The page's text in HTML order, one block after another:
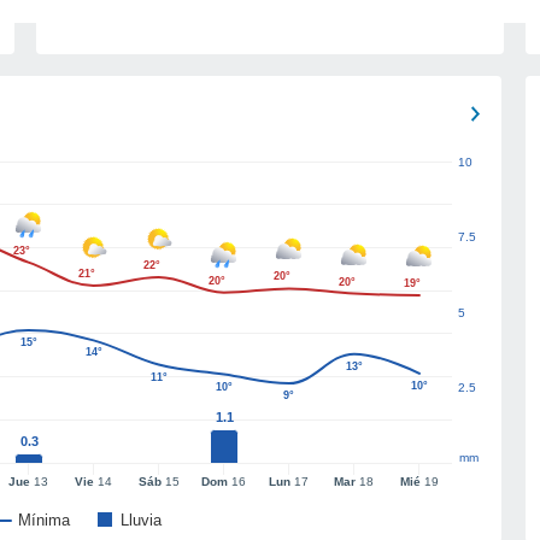
Mínima Lluvia
Jue 13 Vie 14 Sáb15 Dom 16 Lun 17 Mar 18 Mié19
2.5
5
7.5
10
mm
0.3
1.1
23°
21°
22°
20°
20° 20° 19°
15°
14°
11°
10°
9°
13°
10°